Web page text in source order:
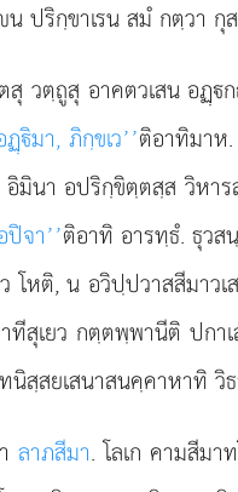
น ปริกฺขาเรน สมํ กตฺวา
สุ วตฺถูสุ อาคตวเสน อฏฺ
ิมา, ภิกฺขเว’’ติอาทิมาห
มินา อปริกฺขิตฺตสฺส วิหา
ปิจา’’ติอาทิ อารทฺธํ. ธุวส
โหติ, น อวิปฺปวาสสีมา
สุเยว กตฺตพฺพานีติ ปกา
นิสฺสยเสนาสนคฺคาหาทิ
ลาภสีมา. โลเก คามสีม